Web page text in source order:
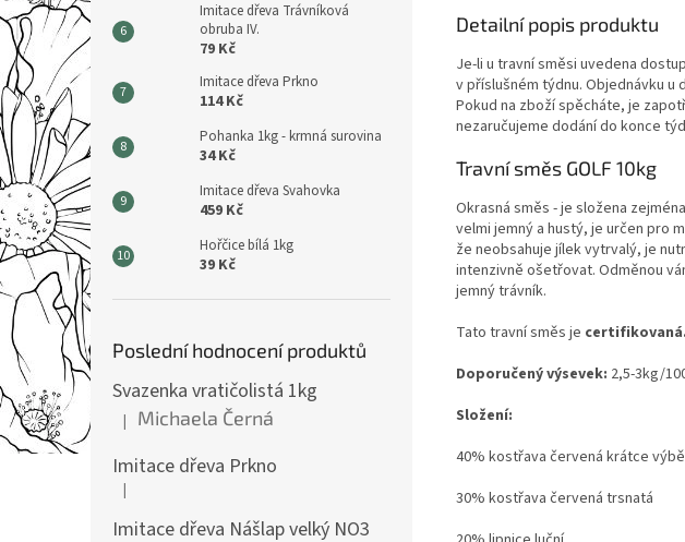
Imitace dřeva Trávníková
obruba IV.
79 Kč
Imitace dřeva Prkno
114 Kč
Pohanka 1kg - krmná surovina
34 Kč
Imitace dřeva Svahovka
459 Kč
Hořčice bílá 1kg
39 Kč
Poslední hodnocení produktů
Svazenka vratičolistá 1kg
Hodnocení produktu je 5 z 5 hvězdiček.
| Michaela Černá
Imitace dřeva Prkno
Hodnocení produktu je 5 z 5 hvězdiček.
|
Imitace dřeva Nášlap velký NO3
Detailní popis produktu
Je-li u travní směsi uvedena
v příslušném týdnu. Objednávku
Pokud na zboží spěcháte, je
nezaručujeme dodání do konce
Travní směs GOLF 10kg
Okrasná směs - je složena
velmi jemný a hustý, je určen pro
že neobsahuje jílek vytrvalý, je
intenzivně ošetřovat. Odměnou
jemný trávník.
Tato travní směs je certifikovaná.
Doporučený výsevek: 2,5-3kg/
Složení:
40% kostřava červená krátce
30% kostřava červená trsnatá